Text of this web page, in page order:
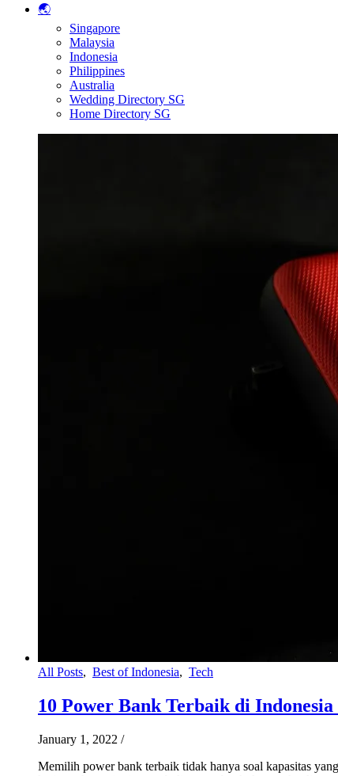
🌏
Singapore
Malaysia
Indonesia
Philippines
Australia
Wedding Directory SG
Home Directory SG
All Posts, Best of Indonesia, Tech
10 Power Bank Terbaik di
January 1, 2022 /
Memilih power bank terbaik tidak hanya soal kapasitas